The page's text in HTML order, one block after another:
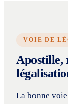
VOIE DE
Apostille,
La bonne